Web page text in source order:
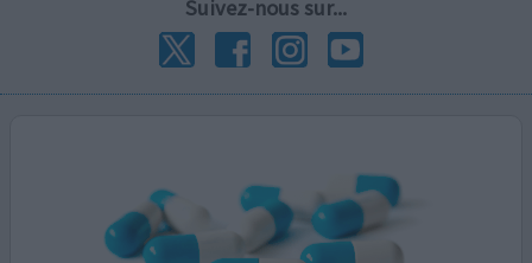
Suivez-nous sur...